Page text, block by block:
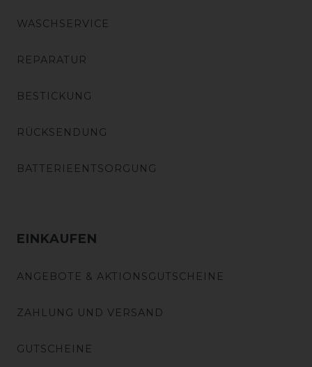
WASCHSERVICE
REPARATUR
BESTICKUNG
RÜCKSENDUNG
BATTERIEENTSORGUNG
EINKAUFEN
ANGEBOTE & AKTIONSGUTSCHEINE
ZAHLUNG UND VERSAND
GUTSCHEINE